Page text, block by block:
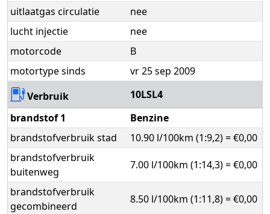
uitlaatgas circulatie
nee
lucht injectie
nee
motorcode
B
motortype sinds
vr 25 sep 2009
Verbruik
10LSL4
brandstof 1
Benzine
brandstofverbruik stad
10.90 l/100km (1:9,2) = €0,00
brandstofverbruik
buitenweg
7.00 l/100km (1:14,3) = €0,00
brandstofverbruik
gecombineerd
8.50 l/100km (1:11,8) = €0,00